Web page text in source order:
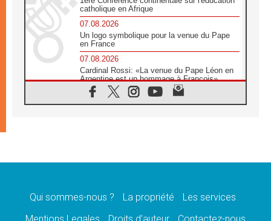
catholique en Afrique
07.08.2026
Un logo symbolique pour la venue du Pape
en France
07.08.2026
Cardinal Rossi: «La venue du Pape Léon en
Argentine est un hommage à François»
07.08.2026
Hiroshima et Nagasaki, 81 ans après,
pour relever les «défis urgents»
À Sainte-Marie-Majeure, la grâce de Dieu
Qui sommes-nous ? La propriété
Les services